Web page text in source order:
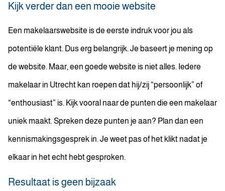
Kijk verder dan een mooie website
Een makelaarswebsite is de eerste indruk voor jou als
potentiële klant. Dus erg belangrijk. Je baseert je mening op
de website. Maar, een goede website is niet alles. Iedere
makelaar in Utrecht kan roepen dat hij/zij “persoonlijk” of
“enthousiast” is. Kijk vooral naar de punten die een makelaar
uniek maakt. Spreken deze punten je aan? Plan dan een
kennismakingsgesprek in. Je weet pas of het klikt nadat je
elkaar in het echt hebt gesproken.
Resultaat is geen bijzaak